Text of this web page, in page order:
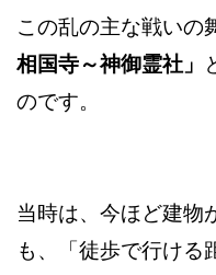
この乱の主な戦いの
相国寺～神御霊社」
のです。
当時は、今ほど建物
も、「徒歩で行ける